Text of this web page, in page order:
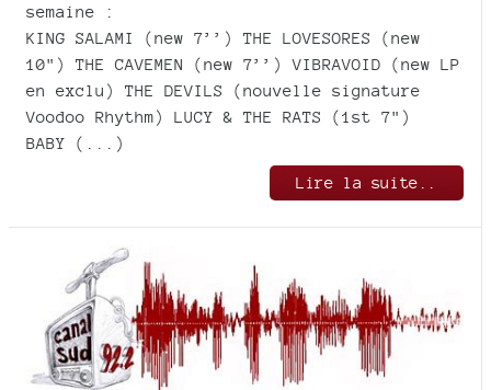
semaine :
KING SALAMI (new 7’’) THE LOVESORES (new
10") THE CAVEMEN (new 7’’) VIBRAVOID (new LP
en exclu) THE DEVILS (nouvelle signature
Voodoo Rhythm) LUCY & THE RATS (1st 7")
BABY (...)
Lire la suite..